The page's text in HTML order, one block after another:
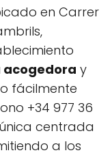
en Carrer
y
fácilmente
+34 977 36
centrada
a los